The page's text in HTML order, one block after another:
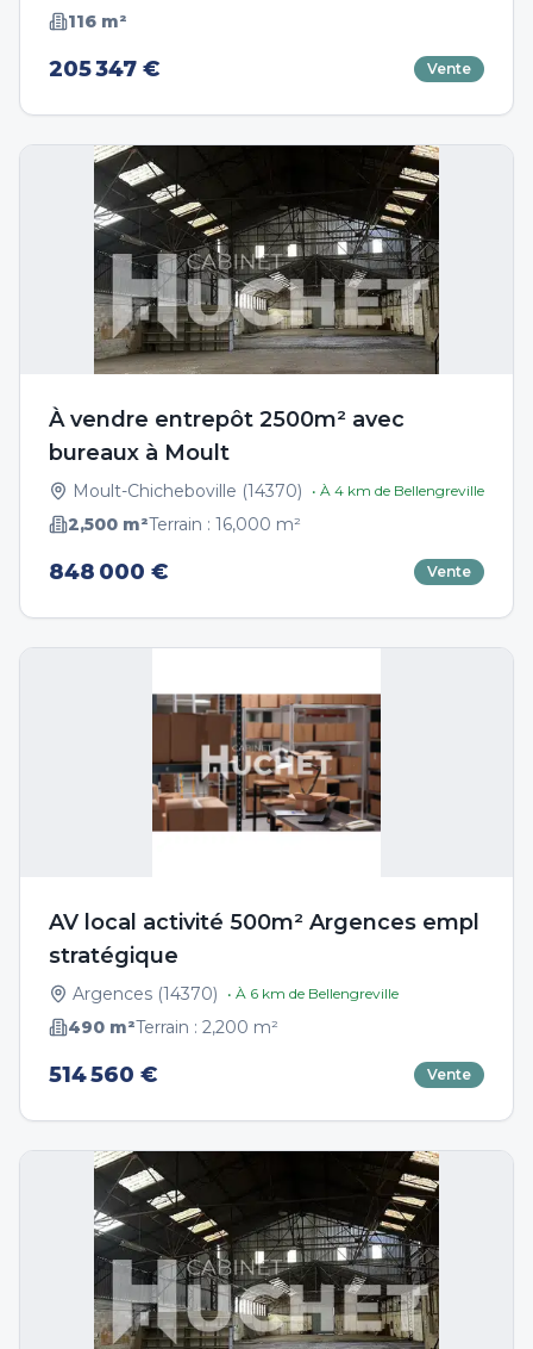
116 m²
205 347 € Vente
À vendre entrepôt 2500m² avec
bureaux à Moult
Moult-Chicheboville (14370) • À 4 km de Bellengreville
2,500 m²Terrain : 16,000 m²
848 000 € Vente
AV local activité 500m² Argences empl
stratégique
Argences (14370) • À 6 km de Bellengreville
490 m²Terrain : 2,200 m²
514 560 € Vente